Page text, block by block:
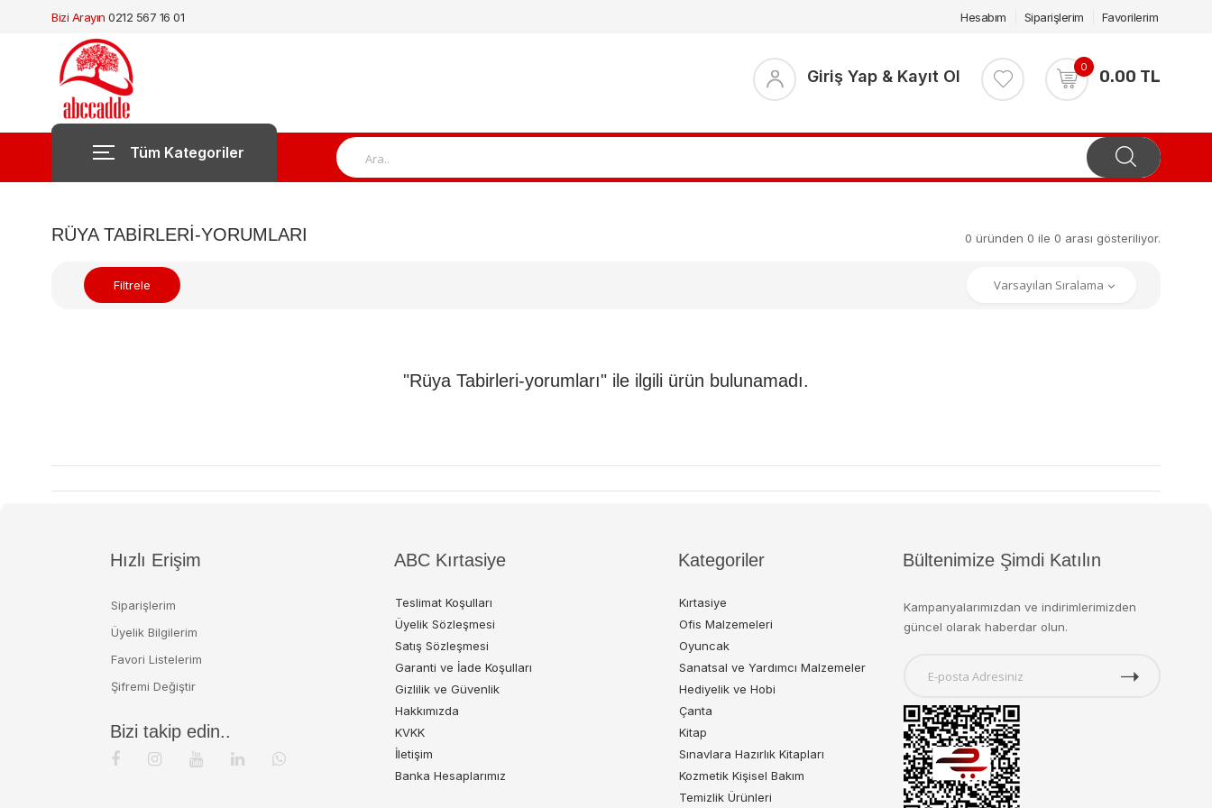
Bizi Arayın 0212 567 16 01 Hesabım Siparişlerim Favorilerim
Giriş Yap & Kayıt Ol 0 0.00 TL
Tüm Kategoriler
RÜYA TABIRLERI-YORUMLARI 0 üründen 0 ile 0 arası gösteriliyor.
Filtrele
"Rüya Tabirleri-yorumları" ile ilgili ürün bulunamadı.
Hızlı Erişim
Siparişlerim
Üyelik Bilgilerim
Favori Listelerim
Şifremi Değiştir
Bizi takip edin..
ABC Kırtasiye
Teslimat Koşulları
Üyelik Sözleşmesi
Satış Sözleşmesi
Garanti ve İade Koşulları
Gizlilik ve Güvenlik
Hakkımızda
KVKK
İletişim
Banka Hesaplarımız
Kategoriler
Kırtasiye
Ofis Malzemeleri
Oyuncak
Sanatsal ve Yardımcı Malzemeler
Hediyelik ve Hobi
Çanta
Kitap
Sınavlara Hazırlık Kitapları
Kozmetik Kişisel Bakım
Temizlik Ürünleri
Bültenimize Şimdi Katılın
Kampanyalarımızdan ve indirimlerimizden
güncel olarak haberdar olun.